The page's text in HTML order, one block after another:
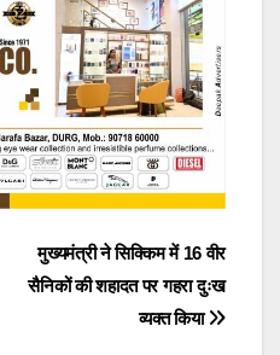
मुख्यमंत्री ने सिक्किम में 16 वीर
सैनिकों की शहादत पर गहरा दुःख
व्यक्त किया